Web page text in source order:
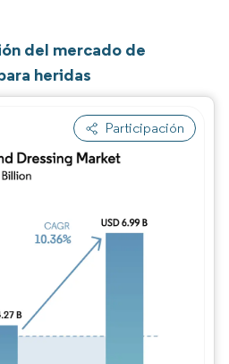
del mercado de
heridas
Participación